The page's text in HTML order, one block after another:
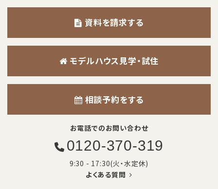
資料を請求する
モデルハウス見学・試住
相談予約をする
お電話でのお問い合わせ
0120-370-319
9:30 - 17:30(火・水定休)
よくある質問